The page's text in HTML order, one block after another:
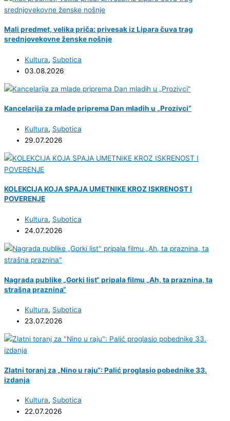
Mali predmet, velika priča: privesak iz Lipara čuva trag
srednjovekovne ženske nošnje
Kultura, Subotica
03.08.2026
Kancelarija za mlade priprema Dan mladih u „Prozivci“
Kultura, Subotica
29.07.2026
KOLEKCIJA KOJA SPAJA UMETNIKE KROZ ISKRENOST I
POVERENJE
Kultura, Subotica
24.07.2026
Nagrada publike „Gorki list“ pripala filmu „Ah, ta praznina, ta
strašna praznina“
Kultura, Subotica
23.07.2026
Zlatni toranj za „Nino u raju“: Palić proglasio pobednike 33.
izdanja
Kultura, Subotica
22.07.2026